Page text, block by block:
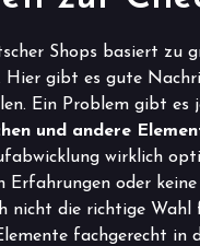
Shops basiert zu
Hier gibt es gute
Ein Problem gibt
und andere
wirklich
Erfahrungen oder
nicht die richtige
fachgerecht in